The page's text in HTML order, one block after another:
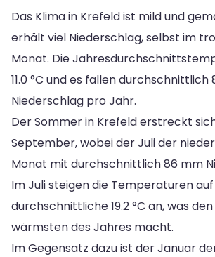
Das Klima in Krefeld ist mild und
erhält viel Niederschlag, selbst im
Monat. Die
11.0 °C und es fallen durchschnittlich
Niederschlag pro Jahr.
Der Sommer in Krefeld erstreckt
September, wobei der Juli der
Monat mit durchschnittlich 86 mm
Im Juli steigen die Temperaturen auf
durchschnittliche 19.2 °C an, was
wärmsten des Jahres macht.
Im Gegensatz dazu ist der Januar